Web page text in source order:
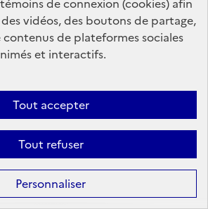
de connexion (cookies) afin
vidéos, des boutons de partage,
de plateformes sociales
et interactifs.
Tout accepter
Tout refuser
Personnaliser
: Journées d'études
numériques patrimoniales
artistique et culturelle
aura lieu sur le Site de Caudéran